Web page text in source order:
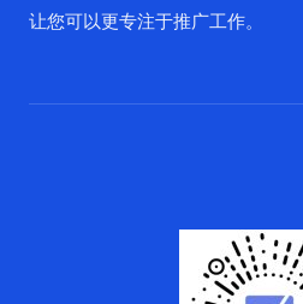
让您可以更专注于推广工作。